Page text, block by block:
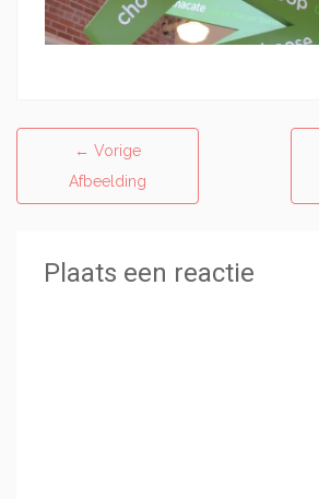
← Vorige
Afbeelding
Plaats een reactie